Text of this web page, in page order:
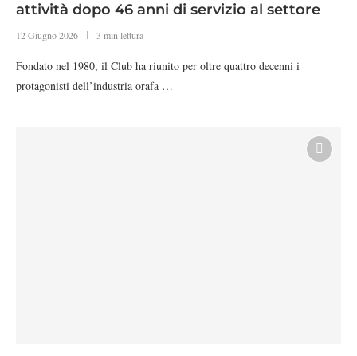
attività dopo 46 anni di servizio al settore
12 Giugno 2026 3 min lettura
Fondato nel 1980, il Club ha riunito per oltre quattro decenni i
protagonisti dell’industria orafa …